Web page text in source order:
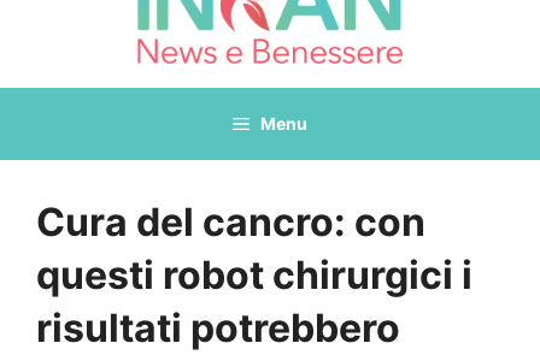
Menu
Cura del cancro: con
questi robot chirurgici i
risultati potrebbero